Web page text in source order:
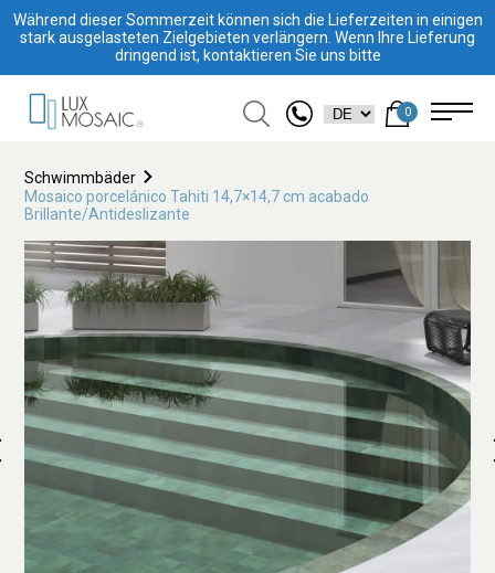
Während dieser Sommerzeit können sich die Lieferzeiten in einigen
stark ausgelasteten Zielgebieten verlängern. Wenn Ihre Lieferung
dringend ist, kontaktieren Sie uns bitte
0
Schwimmbäder
Mosaico porcelánico Tahiti 14,7×14,7 cm acabado
Brillante/Antideslizante